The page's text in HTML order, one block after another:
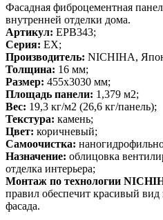
Фасадная фиброцементная
внутренней отделки дома.
Артикул: EPB343;
Серия: EX;
Производитель: NICHIHA,
Толщина: 16 мм;
Размер: 455х3030 мм;
Площадь панели: 1,379 м2;
Вес: 19,3 кг/м2 (26,6 кг/панель);
Текстура: камень;
Цвет: коричневый;
Самоочистка:
Назначение: облицовка
отделка интерьера;
Монтаж по технологии
правил обеспечит красивый
фасада.